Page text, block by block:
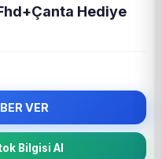
Hediye
VER
Bilgisi Al